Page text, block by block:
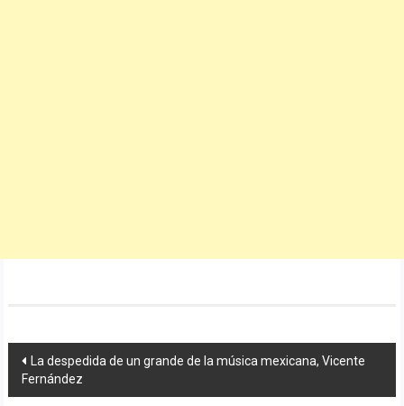
Navegación
de
La despedida de un grande de la música mexicana, Vicente
Fernández